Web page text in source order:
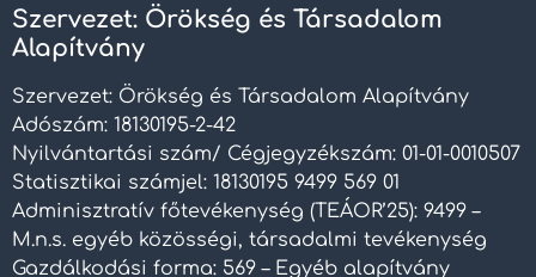
Szervezet: Örökség és Társadalom
Alapítvány
Szervezet: Örökség és Társadalom Alapítvány
Adószám: 18130195-2-42
Nyilvántartási szám/ Cégjegyzékszám: 01-01-0010507
Statisztikai számjel: 18130195 9499 569 01
Adminisztratív főtevékenység (TEÁOR’25): 9499 –
M.n.s. egyéb közösségi, társadalmi tevékenység
Gazdálkodási forma: 569 – Egyéb alapítvány